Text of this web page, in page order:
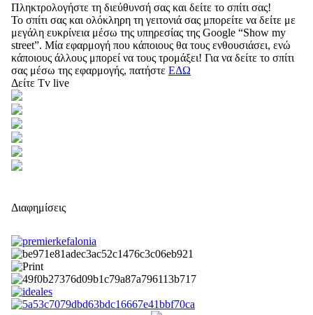
Πληκτρολογήστε τη διεύθυνσή σας και δείτε το σπίτι σας!
Το σπίτι σας και ολόκληρη τη γειτονιά σας μπορείτε να δείτε με
μεγάλη ευκρίνεια μέσω της υπηρεσίας της Google “Show my
street”. Μία εφαρμογή που κάποιους θα τους ενθουσιάσει, ενώ
κάποιους άλλους μπορεί να τους τρομάξει! Για να δείτε το σπίτι
σας μέσω της εφαρμογής, πατήστε ΕΔΩ
Δείτε Tv live
Διαφημίσεις